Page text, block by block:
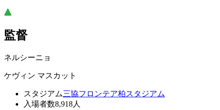
監督
ネルシーニョ
ケヴィン マスカット
スタジアム三協フロンテア柏スタジアム
入場者数8,918人